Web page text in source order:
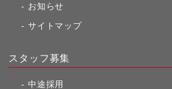
お知らせ
サイトマップ
スタッフ募集
中途採用